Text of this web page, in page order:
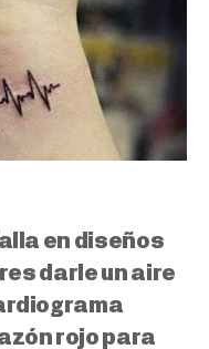
en diseños
darle un aire
rojo para